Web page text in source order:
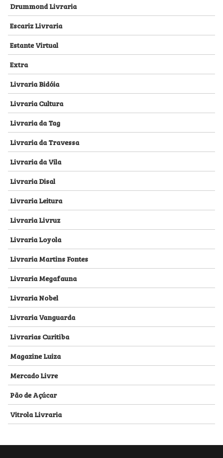
Drummond Livraria
Escariz Livraria
Estante Virtual
Extra
Livraria Bidóia
Livraria Cultura
Livraria da Tag
Livraria da Travessa
Livraria da Vila
Livraria Disal
Livraria Leitura
Livraria Livruz
Livraria Loyola
Livraria Martins Fontes
Livraria Megafauna
Livraria Nobel
Livraria Vanguarda
Livrarias Curitiba
Magazine Luiza
Mercado Livre
Pão de Açúcar
Vitrola Livraria